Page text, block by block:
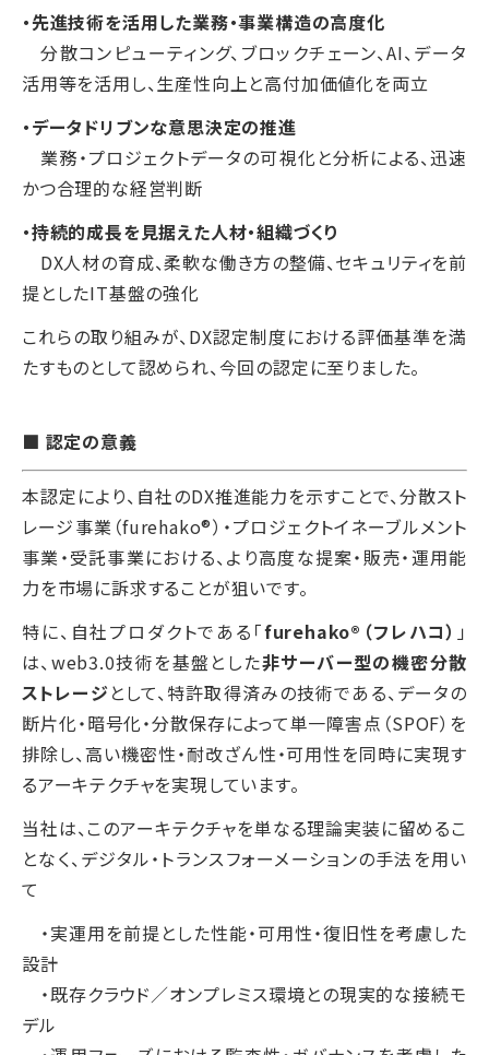
・先進技術を活用した業務・事業構造の高度化
分散コンピューティング、ブロックチェーン、AI、データ
活用等を活用し、生産性向上と高付加価値化を両立
・データドリブンな意思決定の推進
業務・プロジェクトデータの可視化と分析による、迅速
かつ合理的な経営判断
・持続的成長を見据えた人材・組織づくり
DX人材の育成、柔軟な働き方の整備、セキュリティを前
提としたIT基盤の強化
これらの取り組みが、DX認定制度における評価基準を満
たすものとして認められ、今回の認定に至りました。
■ 認定の意義
本認定により、自社のDX推進能力を示すことで、分散スト
レージ事業（furehako®）・プロジェクトイネーブルメント
事業・受託事業における、より高度な提案・販売・運用能
力を市場に訴求することが狙いです。
特に、自社プロダクトである「furehako®（フレハコ） 」
は、web3.0技術を基盤とした非サーバー型の機密分散
ストレージとして、特許取得済みの技術である、データの
断片化・暗号化・分散保存によって単一障害点（SPOF）を
排除し、高い機密性・耐改ざん性・可用性を同時に実現す
るアーキテクチャを実現しています。
当社は、このアーキテクチャを単なる理論実装に留めるこ
となく、デジタル・トランスフォーメーションの手法を用い
て
・実運用を前提とした性能・可用性・復旧性を考慮した
設計
・既存クラウド／オンプレミス環境との現実的な接続モ
デル